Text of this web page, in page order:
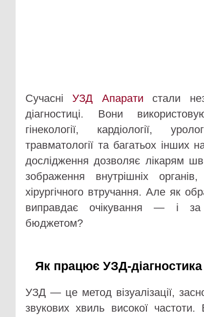
СучасніУЗД Апарати стали
діагностиці. Вони
гінекології, кардіології,
травматології та багатьох інших
дослідження дозволяє лікарям
зображення внутрішніх
хірургічного втручання. Але як
виправдає очікування — і
бюджетом?
Як працює УЗД-діагностика
УЗД — це метод візуалізації,
звукових хвиль високої частоти.